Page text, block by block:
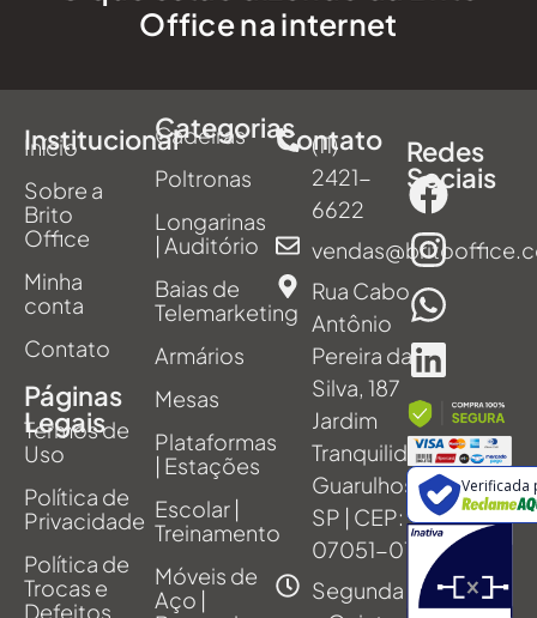
Office na internet
Institucional
Início
Sobre a
Brito
Office
Minha
conta
Contato
Páginas
Legais
Termos de
Uso
Política de
Privacidade
Política de
Trocas e
Defeitos
Categorias
Cadeiras
Poltronas
Longarinas
| Auditório
Baias de
Telemarketing
Armários
Mesas
Plataformas
| Estações
Escolar |
Treinamento
Móveis de
Aço |
Contato
(11)
2421-
6622
Rua Cabo
Antônio
Pereira da
Silva, 187
Jardim
Tranquilidade,
Guarulhos -
SP | CEP:
07051-011
Segunda
Redes
Sociais
Verificada